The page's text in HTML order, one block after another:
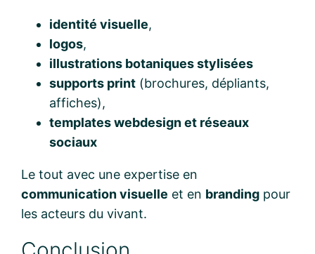
identité visuelle,
logos,
illustrations botaniques stylisées
supports print (brochures, dépliants,
affiches),
templates webdesign et réseaux
sociaux
Le tout avec une expertise en
communication visuelle et en branding pour
les acteurs du vivant.